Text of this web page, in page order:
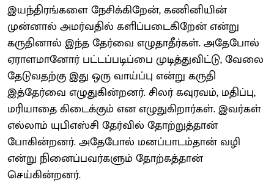
இயந்திரங்களை நேசிக்கிறேன், கணினியின்
முன்னால் அமர்வதில் களிப்படைகிறேன் என்று
கருதினால் இந்த தேர்வை எழுதாதீர்கள். அதேபோல்
ஏராளமானோர் பட்டப்படிப்பை முடித்துவிட்டு, வேலை
தேடுவதற்கு இது ஒரு வாய்ப்பு என்று கருதி
இத்தேர்வை எழுதுகின்றனர். சிலர் கவுரவம், மதிப்பு,
மரியாதை கிடைக்கும் என எழுதுகிறார்கள். இவர்கள்
எல்லாம் யுபிஎஸ்சி தேர்வில் தோற்றுத்தான்
போகின்றனர். அதேபோல் மனப்பாடம்தான் வழி
என்று நினைப்பவர்களும் தோற்கத்தான்
செய்கின்றனர்.